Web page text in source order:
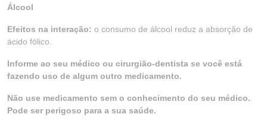
Álcool
Efeitos na interação: o consumo de álcool reduz a absorção de
ácido fólico.
Informe ao seu médico ou cirurgião-dentista se você está
fazendo uso de algum outro medicamento.
Não use medicamento sem o conhecimento do seu médico.
Pode ser perigoso para a sua saúde.